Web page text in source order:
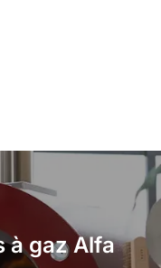
à gaz Alfa